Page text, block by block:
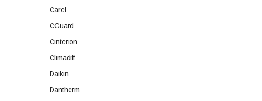
Carel
CGuard
Cinterion
Climadiff
Daikin
Dantherm